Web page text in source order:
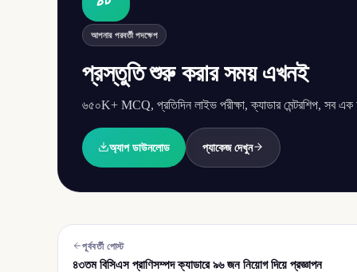
আপনার পরবর্তী পদক্ষেপ
প্রস্তুতি শুরু করার সময় এখনই
৬৫০K+ MCQ, প্রতিদিন লাইভ পরীক্ষা, ক্যাডার মেন্টরশিপ, সব এক
অ্যাপ ডাউনলোড প্যাকেজ দেখুন
পূর্ববর্তী পোস্ট
৪৩তম বিসিএস প্রাণিসম্পদ ক্যাডারে ৯৬ জন নিয়োগ দিয়ে প্রজ্ঞাপন